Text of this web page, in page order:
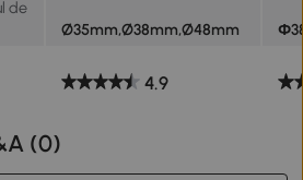
de
Ø35mm,Ø38mm,Ø48mm
4.9
(0)